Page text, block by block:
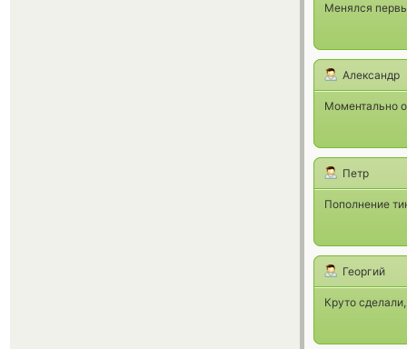
Менялся
Александр
Моментально
Петр
Пополнение
Георгий
Круто